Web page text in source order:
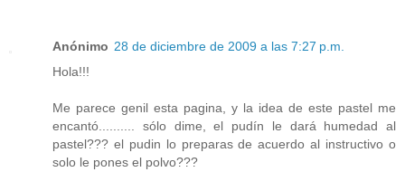
Anónimo 28 de diciembre de 2009 a las 7:27 p.m.
Hola!!!
Me parece genil esta pagina, y la idea de este pastel me
encantó.......... sólo dime, el pudín le dará humedad al
pastel??? el pudin lo preparas de acuerdo al instructivo o
solo le pones el polvo???